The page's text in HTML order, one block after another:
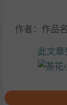
作者：作品
此文